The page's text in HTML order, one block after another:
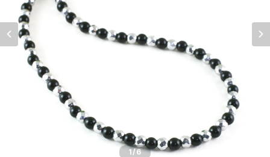
1/6